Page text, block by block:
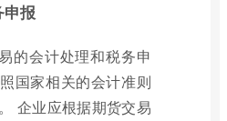
报
的会计处理和税务申
国家相关的会计准则
企业应根据期货交易